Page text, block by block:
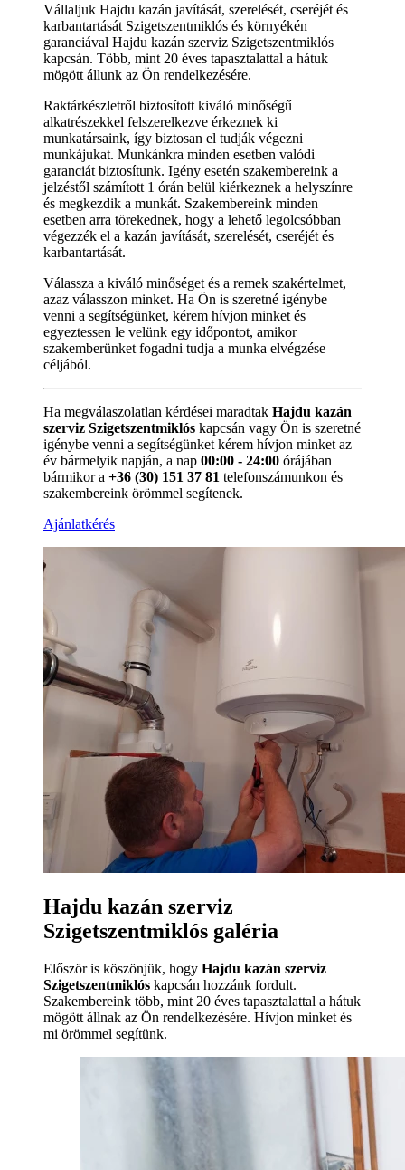
Vállaljuk Hajdu kazán javítását, szerelését, cseréjét és
karbantartását Szigetszentmiklós és környékén
garanciával Hajdu kazán szerviz Szigetszentmiklós
kapcsán. Több, mint 20 éves tapasztalattal a hátuk
mögött állunk az Ön rendelkezésére.
Raktárkészletről biztosított kiváló minőségű
alkatrészekkel felszerelkezve érkeznek ki
munkatársaink, így biztosan el tudják végezni
munkájukat. Munkánkra minden esetben valódi
garanciát biztosítunk. Igény esetén szakembereink a
jelzéstől számított 1 órán belül kiérkeznek a helyszínre
és megkezdik a munkát. Szakembereink minden
esetben arra törekednek, hogy a lehető legolcsóbban
végezzék el a kazán javítását, szerelését, cseréjét és
karbantartását.
Válassza a kiváló minőséget és a remek szakértelmet,
azaz válasszon minket. Ha Ön is szeretné igénybe
venni a segítségünket, kérem hívjon minket és
egyeztessen le velünk egy időpontot, amikor
szakemberünket fogadni tudja a munka elvégzése
céljából.
Ha megválaszolatlan kérdései maradtak Hajdu kazán
szerviz Szigetszentmiklós kapcsán vagy Ön is szeretné
igénybe venni a segítségünket kérem hívjon minket az
év bármelyik napján, a nap 00:00 - 24:00 órájában
bármikor a +36 (30) 151 37 81 telefonszámunkon és
szakembereink örömmel segítenek.
Ajánlatkérés
Hajdu kazán szerviz
Szigetszentmiklós galéria
Először is köszönjük, hogy Hajdu kazán szerviz
Szigetszentmiklós kapcsán hozzánk fordult.
Szakembereink több, mint 20 éves tapasztalattal a hátuk
mögött állnak az Ön rendelkezésére. Hívjon minket és
mi örömmel segítünk.